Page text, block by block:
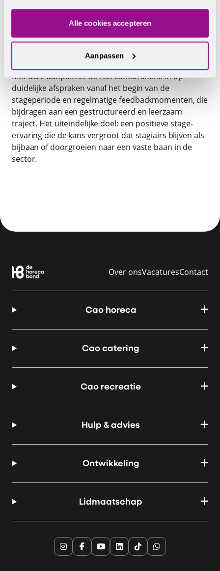
Alle cookies accepteren
Aanpassen
werkgevers en opleiders en is gratis te downloaden
via de website van het Sociaal Fonds Recreatie.
Investeren in toekomstig talent
Met deze aanpak zet de recreatiebranche in op
duidelijke afspraken vanaf het begin van de
stageperiode en regelmatige feedbackmomenten, die
bijdragen aan een gestructureerd en leerzaam
traject. Het uiteindelijke doel: een positieve stage-
ervaring die de kans vergroot dat stagiairs blijven als
bijbaan of doorgroeien naar een vaste baan in de
sector.
Over onsVacaturesContact
Cao horeca
Cao catering
Cao recreatie
Hulp & advies
Ontwikkeling
Lidmaatschap
Instagram
Facebook
YouTubeLinkedIn
TikTokWhatsapp